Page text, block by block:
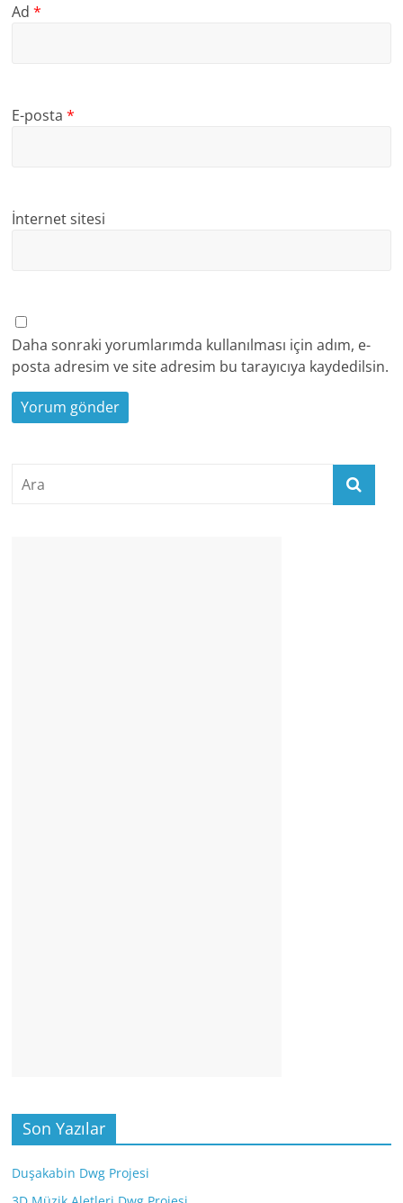
Ad*
E-posta*
İnternet sitesi
Daha sonraki yorumlarımda kullanılması için adım, e-
posta adresim ve site adresim bu tarayıcıya kaydedilsin.
Son Yazılar
Duşakabin Dwg Projesi